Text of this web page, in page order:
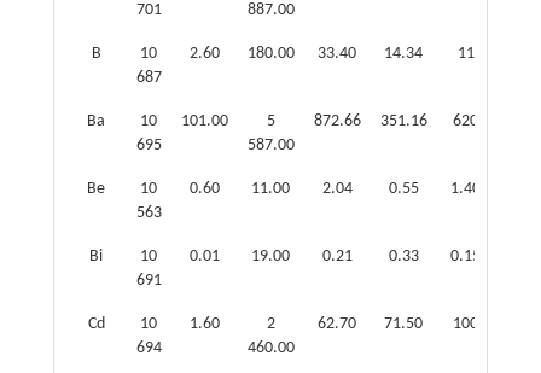
701
887.00
B
10
687
2.60 180.00 33.40 14.34 11
Ba
10
695
101.00
5
587.00
872.66 351.16 620
Be
10
563
0.60 11.00 2.04 0.55 1.40
Bi
10
691
0.01 19.00 0.21 0.33 0.15
Cd
10
694
1.60
2
460.00
62.70 71.50 100